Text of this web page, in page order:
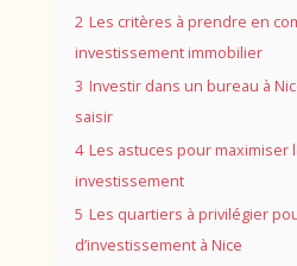
2 Les critères à prendre en
investissement immobilier
3 Investir dans un bureau à
saisir
4 Les astuces pour maximiser
investissement
5 Les quartiers à privilégier
d’investissement à Nice